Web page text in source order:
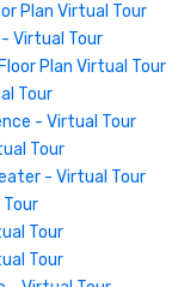
Plan Virtual Tour
Virtual Tour
Plan Virtual Tour
Tour
- Virtual Tour
Tour
- Virtual Tour
Tour
Tour